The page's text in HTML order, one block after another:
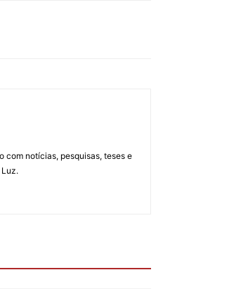
com notícias, pesquisas, teses e